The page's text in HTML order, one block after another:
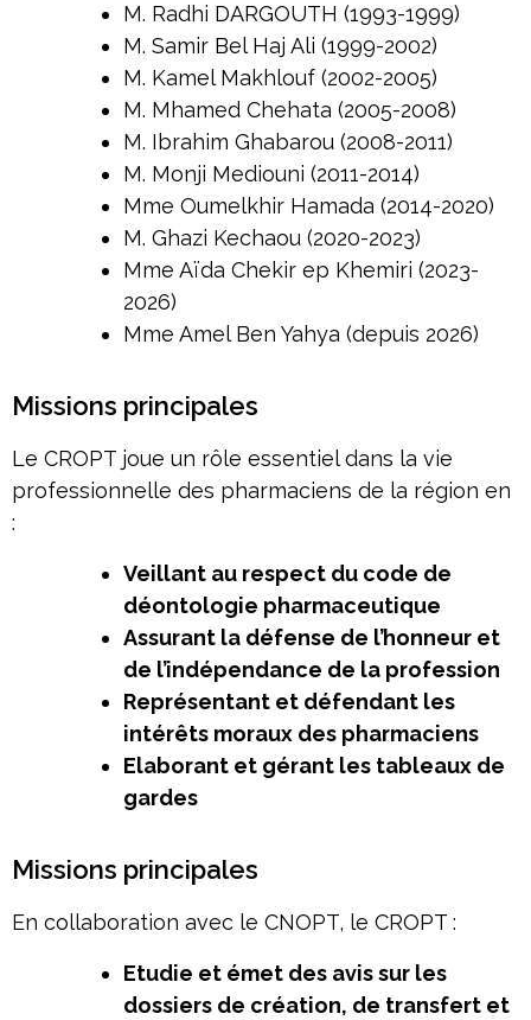
M. Radhi DARGOUTH (1993-1999)
M. Samir Bel Haj Ali (1999-2002)
M. Kamel Makhlouf (2002-2005)
M. Mhamed Chehata (2005-2008)
M. Ibrahim Ghabarou (2008-2011)
M. Monji Mediouni (2011-2014)
Mme Oumelkhir Hamada (2014-2020)
M. Ghazi Kechaou (2020-2023)
Mme Aïda Chekir ep Khemiri (2023-
2026)
Mme Amel Ben Yahya (depuis 2026)
Missions principales
Le CROPT joue un rôle essentiel dans la vie
professionnelle des pharmaciens de la région en
:
Veillant au respect du code de
déontologie pharmaceutique
Assurant la défense de l’honneur et
de l’indépendance de la profession
Représentant et défendant les
intérêts moraux des pharmaciens
Elaborant et gérant les tableaux de
gardes
Missions principales
En collaboration avec le CNOPT, le CROPT :
Etudie et émet des avis sur les
dossiers de création, de transfert et